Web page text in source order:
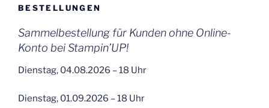
BESTELLUNGEN
Sammelbestellung für Kunden ohne Online-
Konto bei Stampin’UP!
Dienstag, 04.08.2026 – 18 Uhr
Dienstag, 01.09.2026 – 18 Uhr